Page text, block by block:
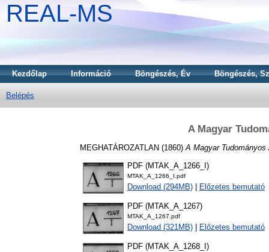
REAL-MS
Kezdőlap Információ Böngészés, Év Böngészés,
Belépés
A Magyar
MEGHATÁROZATLAN (1860) A Magyar
PDF (MTAK_A_1266_I)
MTAK_A_1266_I.pdf
Download (294MB) Előzetes bemutató
PDF (MTAK_A_1267)
MTAK_A_1267.pdf
Download (321MB) Előzetes bemutató
PDF (MTAK_A_1268_I)